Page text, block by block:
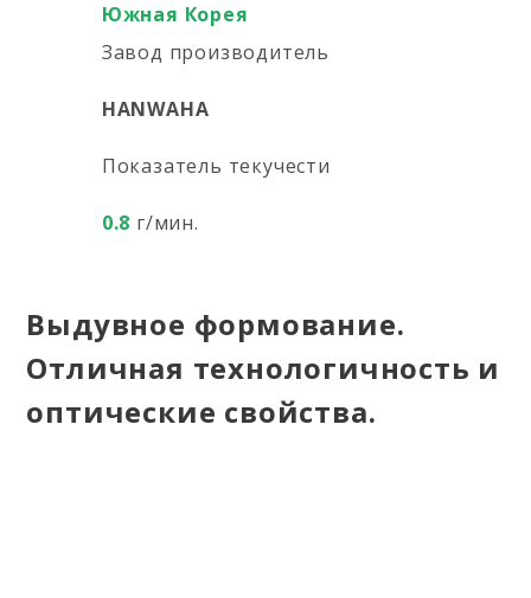
Южная Корея
Завод производитель
HANWAHA
Показатель текучести
0.8 г/мин.
Выдувное формование.
Отличная технологичность и
оптические свойства.